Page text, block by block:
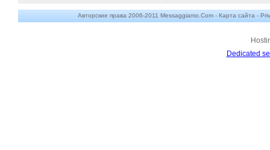
Авторские права 2006-2011 Messaggiamo.Com - Карта сайта -
Dedicated